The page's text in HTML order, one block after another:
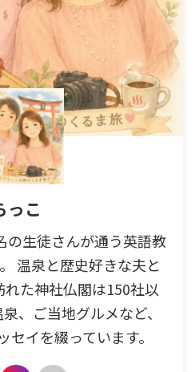
っこ
の生徒さんが通う英語教
温泉と歴史好きな夫と
た神社仏閣は150社以
、ご当地グルメなど、
イを綴っています。